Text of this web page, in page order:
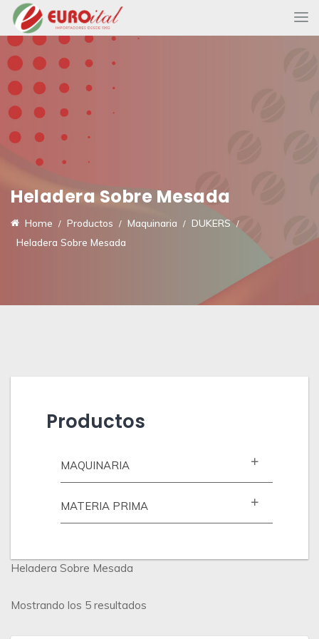
Heladera Sobre Mesada
Home Productos Maquinaria
DUKERS
Heladera Sobre Mesada
Productos
MAQUINARIA
MATERIA PRIMA
Heladera Sobre Mesada
Mostrando los 5 resultados